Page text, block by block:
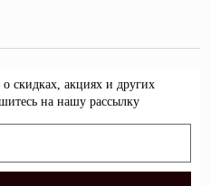
скидках, акциях и других
на нашу рассылку